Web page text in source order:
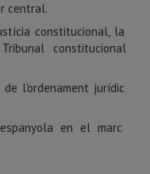
central.
constitucional, la
constitucional
l'ordenament jurídic
en el marc